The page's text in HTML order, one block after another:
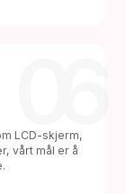
LCD-skjerm,
vårt mål er å